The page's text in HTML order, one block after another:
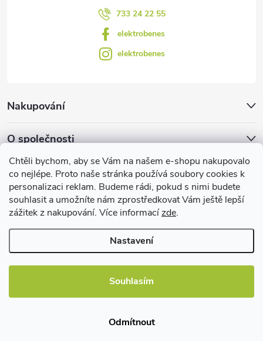
Chtěli bychom, aby se Vám na našem e-shopu nakupovalo
co nejlépe. Proto naše stránka používá soubory cookies k
personalizaci reklam. Budeme rádi, pokud s nimi budete
souhlasit a umožníte nám zprostředkovat Vám ještě lepší
zážitek z nakupování. Více informacízde.
Nastavení
Souhlasím
Odmítnout
Nakupování
O společnosti
Facebook
733 24 22 55
elektrobenes
elektrobenes
Užitečné informace